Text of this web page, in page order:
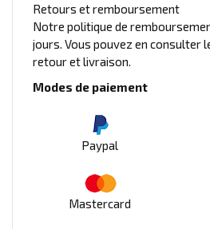
Retours et remboursement
Notre politique de
jours. Vous pouvez en consulter
retour et livraison.
Modes de paiement
Paypal
Mastercard